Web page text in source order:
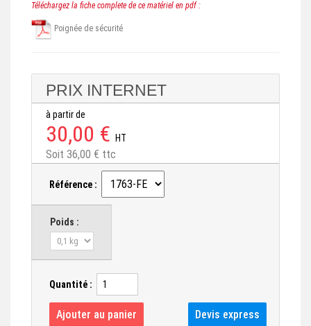
Téléchargez la fiche complete de ce matériel en pdf :
Poignée de sécurité
PRIX INTERNET
à partir de
30,00 € HT
Soit 36,00 € ttc
Référence :
Poids :
Quantité :